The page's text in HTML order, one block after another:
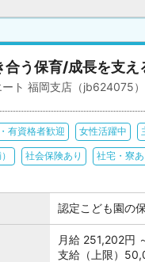
う保育/成長を支
ト 福岡支店（jb624075）
有資格者歓迎 女性活躍中
社会保険あり 社宅・寮あ
認定こども園の
月給 251,202円
支給（上限）